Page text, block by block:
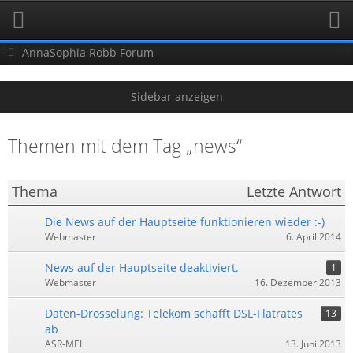
AnnaSophia Robb Forum
Themen mit dem Tag „news“
Thema Letzte Antwort
Die News auf der Hauptseite funktionieren wieder :-)
Webmaster 6. April 2014
News auf der Hauptseite deaktiviert.
1
Webmaster
16. Dezember 2013
Daten-Drosselung: Telekom schafft DSL-Flatrates
ab
13
ASR-MEL 13. Juni 2013